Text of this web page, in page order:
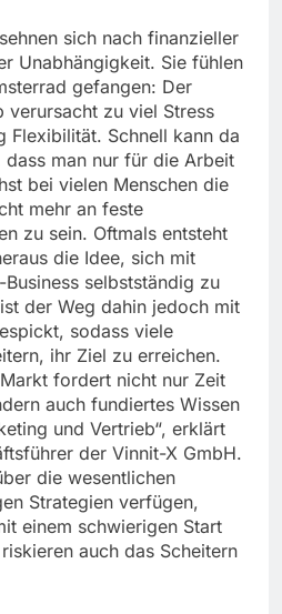
sich nach finanzieller
Unabhängigkeit. Sie fühlen
gefangen: Der
zu viel Stress
Flexibilität. Schnell kann da
dass man nur für die Arbeit
bei vielen Menschen die
mehr an feste
zu sein. Oftmals entsteht
die Idee, sich mit
selbstständig zu
der Weg dahin jedoch mit
sodass viele
ihr Ziel zu erreichen.
fordert nicht nur Zeit
auch fundiertes Wissen
und Vertrieb“, erklärt
der Vinnit-X GmbH.
die wesentlichen
Strategien verfügen,
einem schwierigen Start
auch das Scheitern